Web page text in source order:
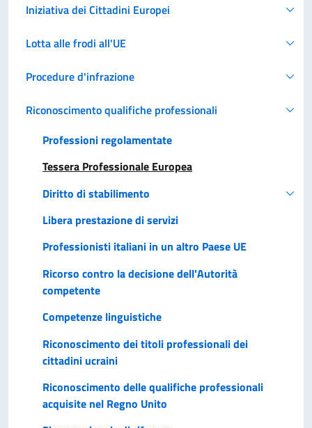
Iniziativa dei Cittadini Europei
Lotta alle frodi all'UE
Procedure d'infrazione
Riconoscimento qualifiche professionali
Professioni regolamentate
Tessera Professionale Europea
Diritto di stabilimento
Libera prestazione di servizi
Professionisti italiani in un altro Paese UE
Ricorso contro la decisione dell'Autorità
competente
Competenze linguistiche
Riconoscimento dei titoli professionali dei
cittadini ucraini
Riconoscimento delle qualifiche professionali
acquisite nel Regno Unito